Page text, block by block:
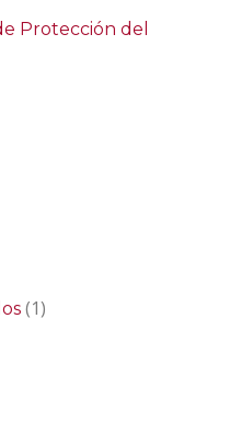
Protección del
(1)